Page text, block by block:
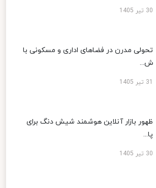
30 تیر 1405
تحولی مدرن در فضاهای اداری و مسکونی با
ش...
ظهور بازار آنلاین هوشمند شیش دنگ برای
پا...
30 تیر 1405